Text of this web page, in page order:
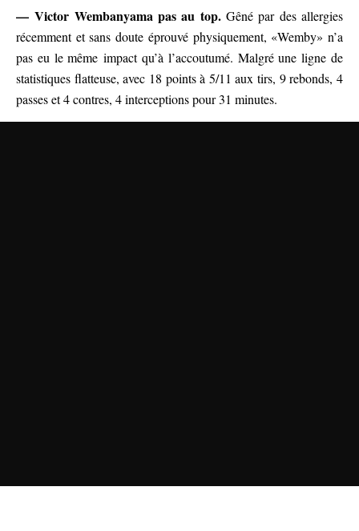
— Victor Wembanyama pas au top.Gêné par des allergies
récemment et sans doute éprouvé physiquement, «Wemby» n’a
pas eu le même impact qu’à l’accoutumé. Malgré une ligne de
statistiques flatteuse, avec 18 points à 5/11 aux tirs, 9 rebonds, 4
passes et 4 contres, 4 interceptions pour 31 minutes.